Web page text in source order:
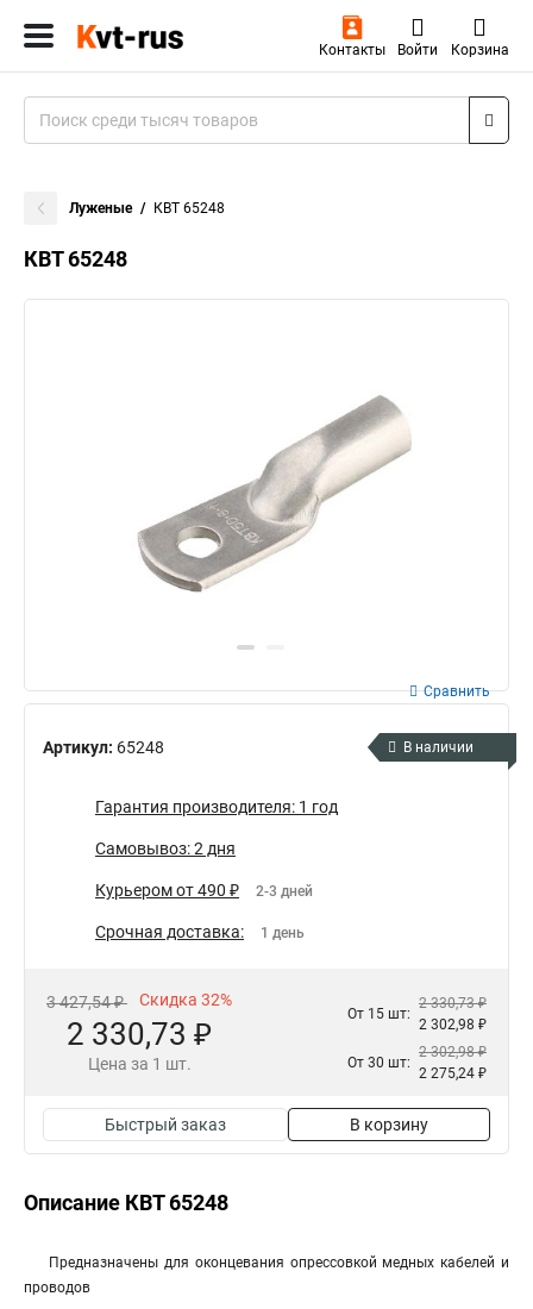
Контакты Войти Корзина
Луженые КВТ 65248
КВТ 65248
Артикул: 65248
Сравнить
В наличии
Гарантия производителя: 1 год
Самовывоз: 2 дня
Курьером от 490 ₽ 2-3 дней
Срочная доставка: 1 день
3 427,54 ₽ Скидка 32%
2 330,73 ₽
Цена за 1 шт.
От 15 шт:
2 330,73 ₽
2 302,98 ₽
От 30 шт:
2 302,98 ₽
2 275,24 ₽
Быстрый заказ В корзину
Описание КВТ 65248
Предназначены для оконцевания опрессовкой медных кабелей и
проводов